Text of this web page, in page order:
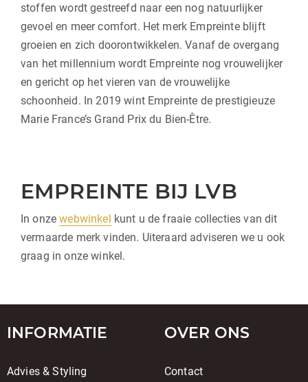
stoffen wordt gestreefd naar een nog natuurlijker
gevoel en meer comfort. Het merk Empreinte blijft
groeien en zich doorontwikkelen. Vanaf de overgang
van het millennium wordt Empreinte nog vrouwelijker
en gericht op het vieren van de vrouwelijke
schoonheid. In 2019 wint Empreinte de prestigieuze
Marie France’s Grand Prix du Bien-Être.
EMPREINTE BIJ LVB
In onzewebwinkel kunt u de fraaie collecties van dit
vermaarde merk vinden. Uiteraard adviseren we u ook
graag in onze winkel.
INFORMATIE
Advies & Styling
OVER ONS
Contact